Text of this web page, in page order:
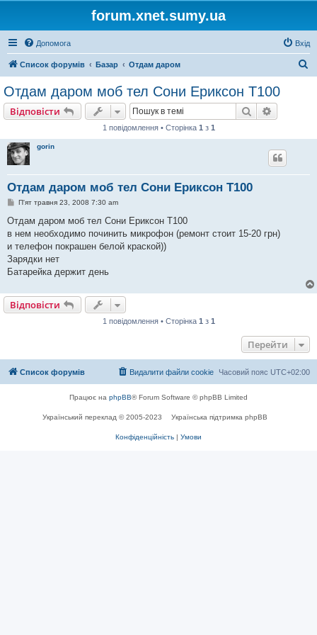
forum.xnet.sumy.ua
Допомога Вхід
Список форумів Базар Отдам даром
Отдам даром моб тел Сони Ериксон T100
Відповісти Пошук
1 повідомлення • Сторінка 1 з 1
gorin
Отдам даром моб тел Сони Ериксон T100
П
в
д
о
л
е
я
П'ят травня 23, 2008 7:30 am
Отдам даром моб тел Сони Ериксон T100
в нем необходимо починить микрофон (ремонт стоит 15-20 грн)
и телефон покрашен белой краской))
Зарядки нет
Батарейка держит день
Відповісти
1 повідомлення • Сторінка 1 з 1
Перейти
Список форумів Часовий пояс UTC+02:00
Видалити файли cookie
Працює на phpBB® Forum Software © phpBB Limited
Український переклад © 2005-2023 Українська підтримка phpBB
Конфіденційність | Умови